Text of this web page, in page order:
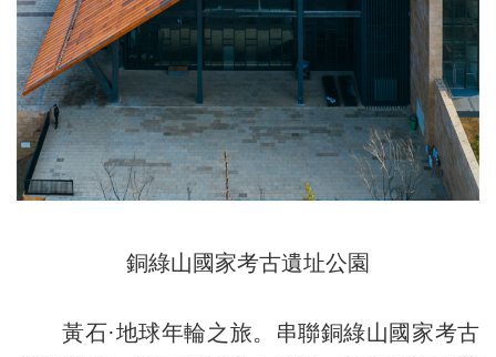
銅綠山國家考古遺址公園
黃石·地球年輪之旅。串聯銅綠山國家考古